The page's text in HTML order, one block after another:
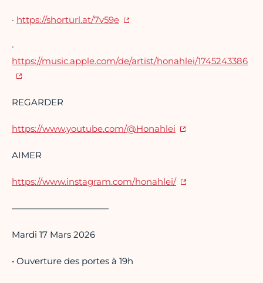
· https://shorturl.at/7v59e
·
https://music.apple.com/de/artist/honahlei/1745243386
REGARDER
https://www.youtube.com/@Honahlei
AIMER
https://www.instagram.com/honahlei/
———————————
Mardi 17 Mars 2026
• Ouverture des portes à 19h